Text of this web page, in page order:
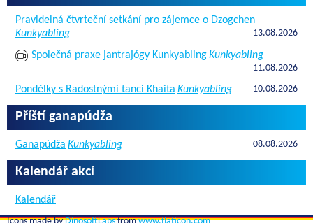
Pravidelná čtvrteční setkání pro zájemce o Dzogchen
Kunkyabling
13.08.2026
Společná praxe jantrajógy KunkyablingKunkyabling
11.08.2026
Pondělky s Radostnými tanci Khaita Kunkyabling 10.08.2026
Příští ganapúdža
Ganapúdža Kunkyabling 08.08.2026
Kalendář akcí
Kalendář